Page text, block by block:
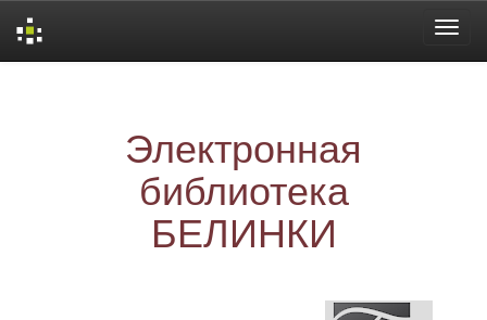
Электронная
библиотека
БЕЛИНКИ